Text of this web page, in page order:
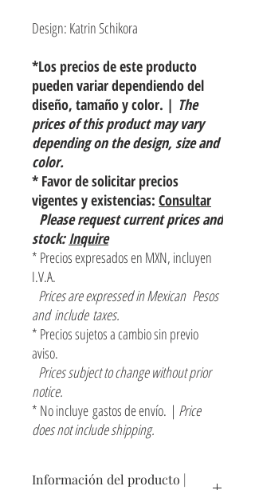
Design: Katrin Schikora
*Los precios de este producto
pueden variar dependiendo del
diseño, tamaño y color. | The
prices of this product may vary
depending on the design, size and
color.
* Favor de solicitar precios
vigentes y existencias: Consultar
Please request current prices and
stock:Inquire
* Precios expresados en MXN, incluyen
I.V.A.
Prices are expressed in Mexican Pesos
and include taxes.
* Precios sujetos a cambio sin previo
aviso.
Prices subject to change without prior
notice.
* No incluye gastos de envío. | Price
does not include shipping.
Información del producto |